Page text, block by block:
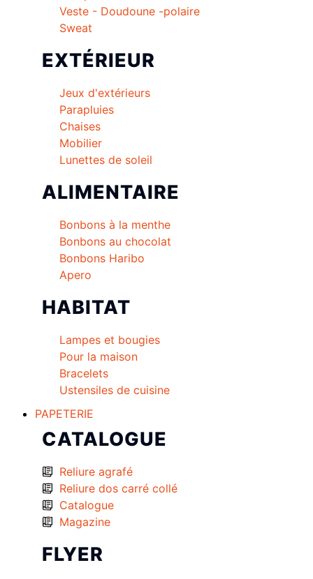
Veste - Doudoune -polaire
Sweat
EXTÉRIEUR
Jeux d'extérieurs
Parapluies
Chaises
Mobilier
Lunettes de soleil
ALIMENTAIRE
Bonbons à la menthe
Bonbons au chocolat
Bonbons Haribo
Apero
HABITAT
Lampes et bougies
Pour la maison
Bracelets
Ustensiles de cuisine
PAPETERIE
CATALOGUE
Reliure agrafé
Reliure dos carré collé
Catalogue
Magazine
FLYER